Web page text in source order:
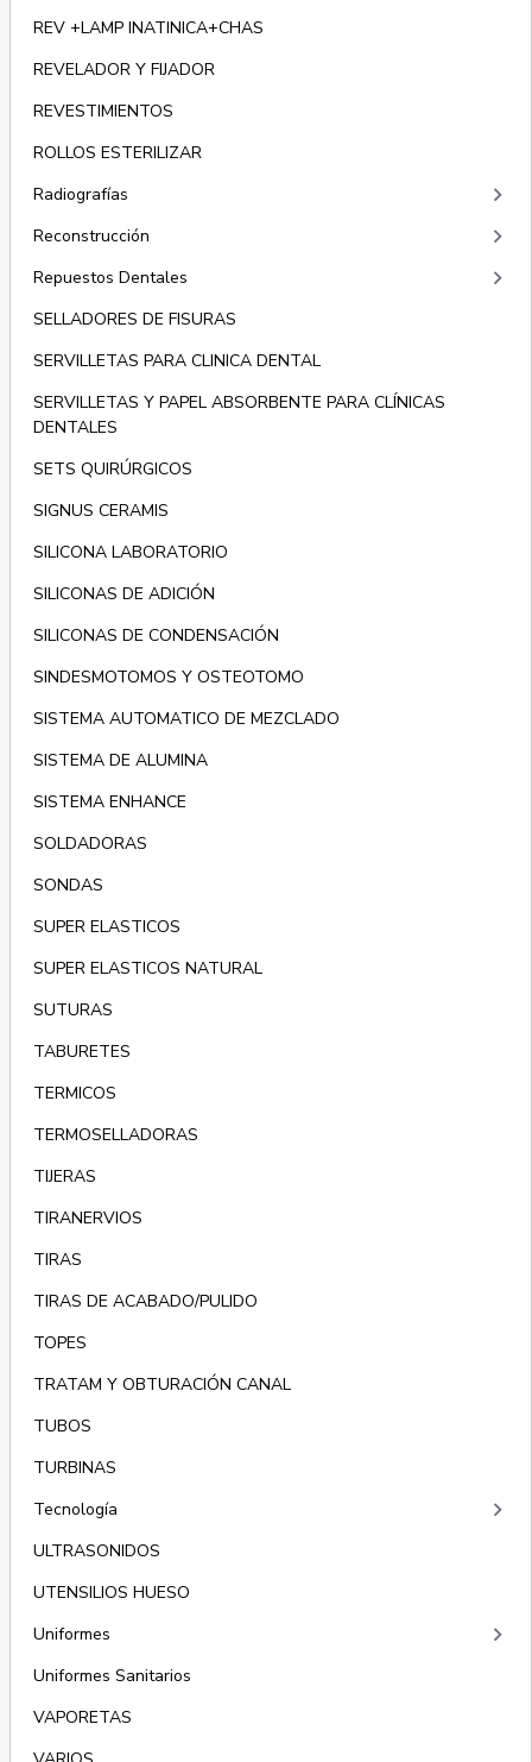
REV +LAMP INATINICA+CHAS
REVELADOR Y FIJADOR
REVESTIMIENTOS
ROLLOS ESTERILIZAR
Radiografías
keyboard_arrow_right
Reconstrucción keyboard_arrow_right
Repuestos Dentales keyboard_arrow_right
SELLADORES DE FISURAS
SERVILLETAS PARA CLINICA DENTAL
SERVILLETAS Y PAPEL ABSORBENTE PARA CLÍNICAS
DENTALES
SETS QUIRÚRGICOS
SIGNUS CERAMIS
SILICONA LABORATORIO
SILICONAS DE ADICIÓN
SILICONAS DE CONDENSACIÓN
SINDESMOTOMOS Y OSTEOTOMO
SISTEMA AUTOMATICO DE MEZCLADO
SISTEMA DE ALUMINA
SISTEMA ENHANCE
SOLDADORAS
SONDAS
SUPER ELASTICOS
SUPER ELASTICOS NATURAL
SUTURAS
TABURETES
TERMICOS
TERMOSELLADORAS
TIJERAS
TIRANERVIOS
TIRAS
TIRAS DE ACABADO/PULIDO
TOPES
TRATAM Y OBTURACIÓN CANAL
TUBOS
TURBINAS
Tecnología
keyboard_arrow_right
ULTRASONIDOS
UTENSILIOS HUESO
Uniformes
keyboard_arrow_right
Uniformes Sanitarios
VAPORETAS